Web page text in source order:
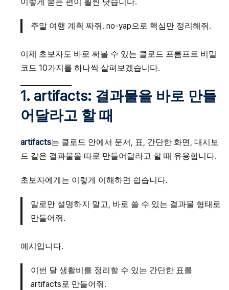
주말 여행 계획 짜줘. no-yap으로 핵심만 정리해줘.
이제 초보자도 바로 써볼 수 있는 클로드 프롬프트 비밀
코드 10가지를 하나씩 살펴보겠습니다.
1. artifacts: 결과물을 바로 만들
어달라고 할 때
artifacts는 클로드 안에서 문서, 표, 간단한 화면, 대시보
드 같은 결과물을 따로 만들어달라고 할 때 유용합니다.
초보자에게는 이렇게 이해하면 쉽습니다.
말로만 설명하지 말고, 바로 쓸 수 있는 결과물 형태로
만들어줘.
예시입니다.
이번 달 생활비를 정리할 수 있는 간단한 표를
artifacts로 만들어줘.